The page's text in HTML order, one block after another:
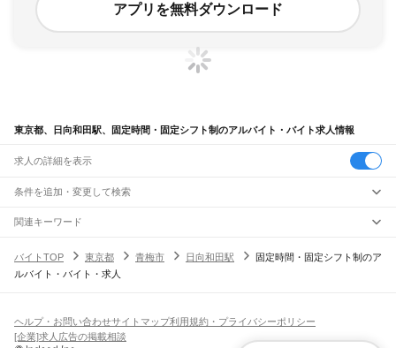
アプリを無料ダウンロード
東京都、日向和田駅、固定時間・固定シフト制のアルバイト・バイト求人情報
求人の詳細を表示
条件を追加・変更して検索
市区町村を追加・変更
東京都すべて
東京23区 すべて
江戸川区
八王子市立川市武蔵野市 昭島市調布市町田市小金井市
駅を追加・変更
JR山手線
大崎駅五反田駅目黒駅恵比寿駅 代々木駅新宿駅新大久保駅
職種を追加・変更
飲食・フードサービスすべて
ホールスタッフキッチンスタッフ
人気
雇用形態を追加・変更
関連キーワード
バイトTOP
東京都 青梅市 日向和田駅
固定時間・固定シフト制のア
ルバイト・バイト・求人
ヘルプ・お問い合わせサイトマップ利用規約・プライバシーポリシー
[企業]求人広告の掲載相談